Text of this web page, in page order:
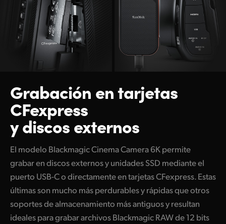
Grabación en tarjetas
CFexpress
y discos externos
El modelo Blackmagic Cinema Camera 6K permite
grabar en discos externos y unidades SSD mediante el
puerto USB-C o directamente en tarjetas CFexpress. Estas
últimas son mucho más perdurables y rápidas que otros
soportes de almacenamiento más antiguos y resultan
ideales para grabar archivos Blackmagic RAW de 12 bits